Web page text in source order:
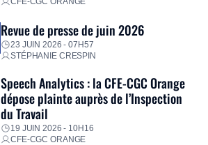
Revue de presse de juin 2026
23 JUIN 2026 - 07H57
STÉPHANIE CRESPIN
Speech Analytics : la CFE-CGC Orange
dépose plainte auprès de l’Inspection
du Travail
19 JUIN 2026 - 10H16
CFE-CGC ORANGE